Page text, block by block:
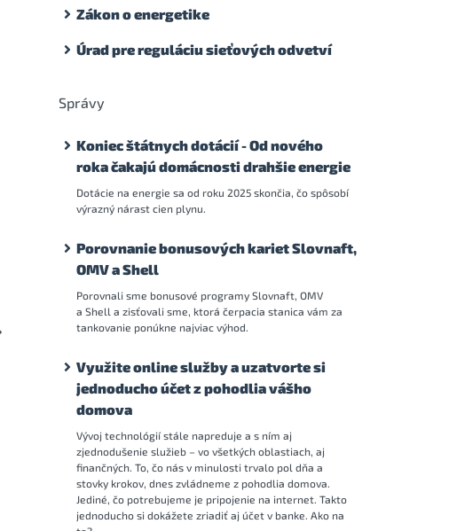
Zákon o energetike
Úrad pre reguláciu sieťových odvetví
Správy
Koniec štátnych dotácií - Od nového
roka čakajú domácnosti drahšie energie
Dotácie na energie sa od roku 2025 skončia, čo spôsobí
výrazný nárast cien plynu.
Porovnanie bonusových kariet Slovnaft,
OMV a Shell
Porovnali sme bonusové programy Slovnaft, OMV
a Shell a zisťovali sme, ktorá čerpacia stanica vám za
tankovanie ponúkne najviac výhod.
Využite online služby a uzatvorte si
jednoducho účet z pohodlia vášho
domova
Vývoj technológií stále napreduje a s ním aj
zjednodušenie služieb – vo všetkých oblastiach, aj
finančných. To, čo nás v minulosti trvalo pol dňa a
stovky krokov, dnes zvládneme z pohodlia domova.
Jediné, čo potrebujeme je pripojenie na internet. Takto
jednoducho si dokážete zriadiť aj účet v banke. Ako na